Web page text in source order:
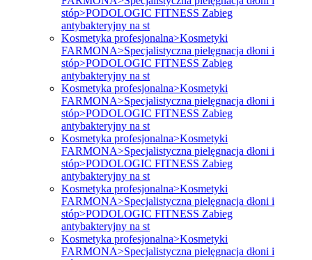
stóp>PODOLOGIC FITNESS Zabieg
antybakteryjny na st
Kosmetyka profesjonalna>Kosmetyki
FARMONA>Specjalistyczna pielęgnacja dłoni i
stóp>PODOLOGIC FITNESS Zabieg
antybakteryjny na st
Kosmetyka profesjonalna>Kosmetyki
FARMONA>Specjalistyczna pielęgnacja dłoni i
stóp>PODOLOGIC FITNESS Zabieg
antybakteryjny na st
Kosmetyka profesjonalna>Kosmetyki
FARMONA>Specjalistyczna pielęgnacja dłoni i
stóp>PODOLOGIC FITNESS Zabieg
antybakteryjny na st
Kosmetyka profesjonalna>Kosmetyki
FARMONA>Specjalistyczna pielęgnacja dłoni i
stóp>PODOLOGIC FITNESS Zabieg
antybakteryjny na st
Kosmetyka profesjonalna>Kosmetyki
FARMONA>Specjalistyczna pielęgnacja dłoni i